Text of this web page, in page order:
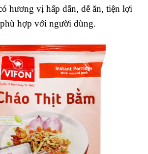
hương vị hấp dẫn, dễ ăn, tiện lợi
hợp với người dùng.